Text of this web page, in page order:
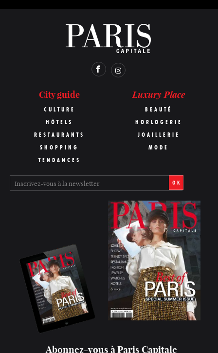
City guide
CULTURE
HÔTELS
RESTAURANTS
SHOPPING
TENDANCES
Luxury Place
BEAUTÉ
HORLOGERIE
JOAILLERIE
MODE
OK
Abonnez-vous à Paris Capitale